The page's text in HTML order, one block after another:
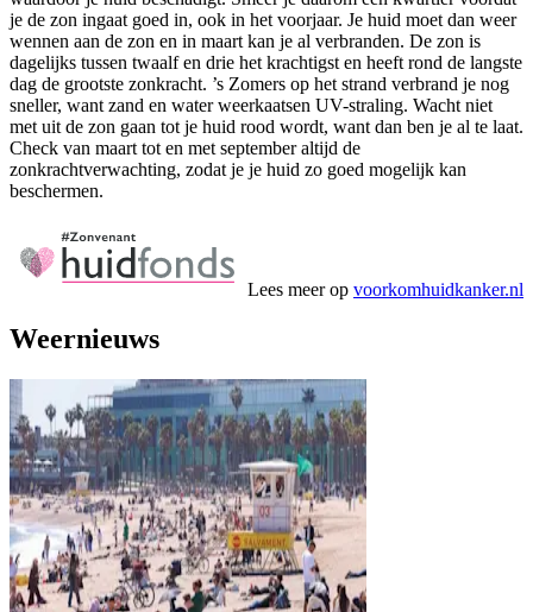
je de zon ingaat goed in, ook in het voorjaar. Je huid moet dan weer
wennen aan de zon en in maart kan je al verbranden. De zon is
dagelijks tussen twaalf en drie het krachtigst en heeft rond de langste
dag de grootste zonkracht. ’s Zomers op het strand verbrand je nog
sneller, want zand en water weerkaatsen UV-straling. Wacht niet
met uit de zon gaan tot je huid rood wordt, want dan ben je al te laat.
Check van maart tot en met september altijd de
zonkrachtverwachting, zodat je je huid zo goed mogelijk kan
beschermen.
Lees meer op voorkomhuidkanker.nl
Weernieuws